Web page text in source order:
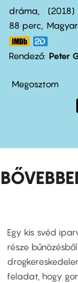
dráma
2018
88 perc,
Rendező Peter
Megosztom
Egy kis svéd
része
feladat, hogy